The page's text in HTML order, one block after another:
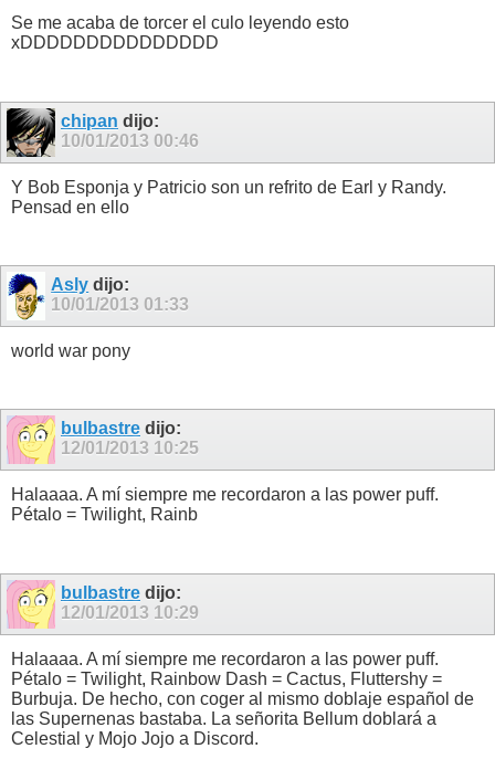
Se me acaba de torcer el culo leyendo esto
xDDDDDDDDDDDDDDD
chipan dijo:
10/01/2013 00:46
Y Bob Esponja y Patricio son un refrito de Earl y Randy.
Pensad en ello
Asly dijo:
10/01/2013 01:33
world war pony
bulbastre dijo:
12/01/2013 10:25
Halaaaa. A mí siempre me recordaron a las power puff.
Pétalo = Twilight, Rainb
bulbastre dijo:
12/01/2013 10:29
Halaaaa. A mí siempre me recordaron a las power puff.
Pétalo = Twilight, Rainbow Dash = Cactus, Fluttershy =
Burbuja. De hecho, con coger al mismo doblaje español de
las Supernenas bastaba. La señorita Bellum doblará a
Celestial y Mojo Jojo a Discord.